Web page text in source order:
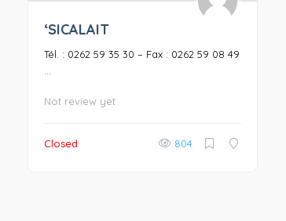
‘SICALAIT
Tél. : 0262 59 35 30 – Fax : 0262 59 08 49
Not review yet
Closed 804